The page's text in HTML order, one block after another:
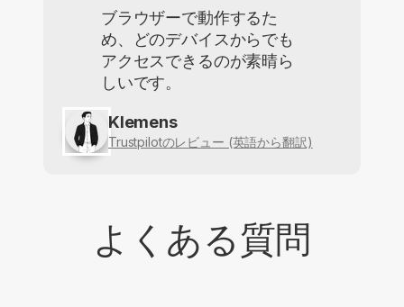
ブラウザーで動作するた
め、どのデバイスからでも
アクセスできるのが素晴ら
しいです。
Klemens
Trustpilotのレビュー (英語から翻訳)
よくある質問